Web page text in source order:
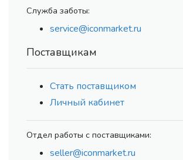
Служба заботы:
service@iconmarket.ru
Поставщикам
Стать поставщиком
Личный кабинет
Отдел работы с поставщиками:
seller@iconmarket.ru